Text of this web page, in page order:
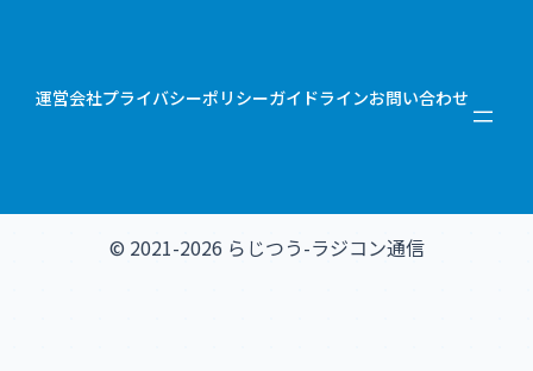
運営会社プライバシーポリシーガイドラインお問い合わせ
© 2021-2026 らじつう-ラジコン通信